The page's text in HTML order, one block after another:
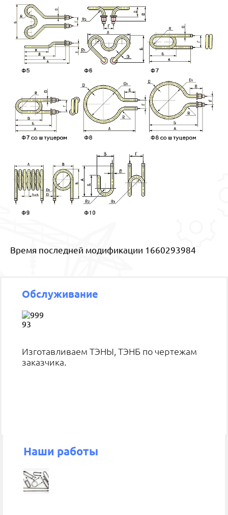
Время последней модификации 1660293984
Обслуживание
Изготавливаем ТЭНЫ, ТЭНБ по чертежам
заказчика.
Наши работы